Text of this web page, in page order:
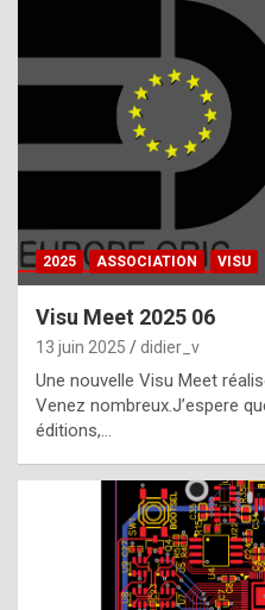
2025 ASSOCIATION VISU
Visu Meet 2025 06
13 juin 2025 didier_v
Une nouvelle Visu Meet
Venez nombreux.J’espere
éditions,…